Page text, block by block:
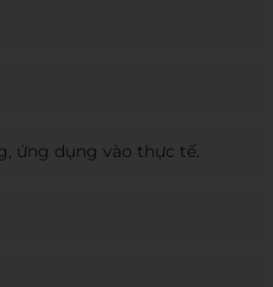
ứng dụng vào thực tế.